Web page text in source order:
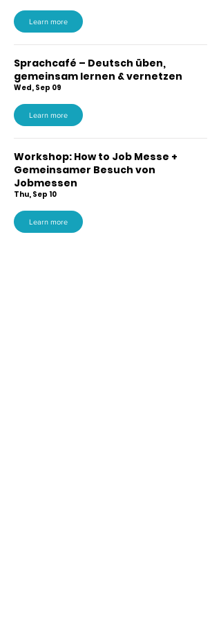
Learn more
Sprachcafé – Deutsch üben,
gemeinsam lernen & vernetzen
Wed, Sep 09
Learn more
Workshop: How to Job Messe +
Gemeinsamer Besuch von
Jobmessen
Thu, Sep 10
Learn more